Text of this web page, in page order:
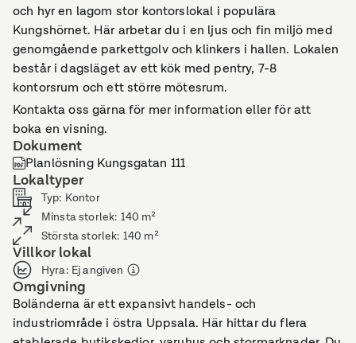
och hyr en lagom stor kontorslokal i populära
Kungshörnet. Här arbetar du i en ljus och fin miljö med
genomgående parkettgolv och klinkers i hallen. Lokalen
består i dagsläget av ett kök med pentry, 7-8
kontorsrum och ett större mötesrum.
Kontakta oss gärna för mer information eller för att
boka en visning.
Dokument
Planlösning Kungsgatan 111
Lokaltyper
Typ: Kontor
Minsta storlek: 140 m²
Största storlek: 140 m²
Villkor lokal
Hyra: Ej angiven
Omgivning
Boländerna är ett expansivt handels- och
industriområde i östra Uppsala. Här hittar du flera